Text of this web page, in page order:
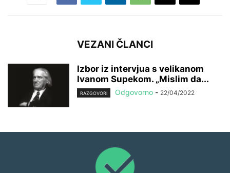
VEZANI ČLANCI
Izbor iz intervjua s velikanom
Ivanom Supekom. „Mislim da...
RAZGOVORI Odgovorno - 22/04/2022